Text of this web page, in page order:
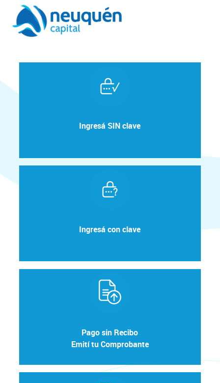
Ingresá SIN clave
Ingresá con clave
Pago sin Recibo
Emití tu Comprobante